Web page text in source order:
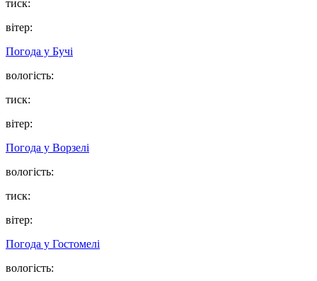
тиск:
вітер:
Погода у Бучі
вологість:
тиск:
вітер:
Погода у Ворзелі
вологість:
тиск:
вітер:
Погода у Гостомелі
вологість: